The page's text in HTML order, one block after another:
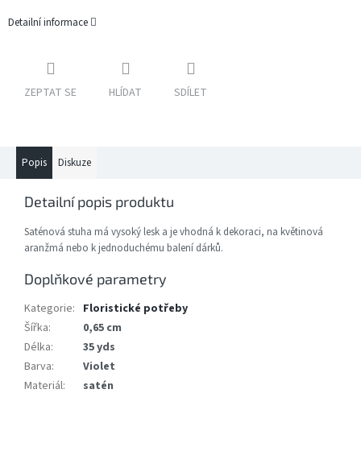
Detailní informace
ZEPTAT SE HLÍDAT SDÍLET
Popis Diskuze
Detailní popis produktu
Saténová stuha má vysoký lesk a je vhodná k dekoraci, na květinová
aranžmá nebo k jednoduchému balení dárků.
Doplňkové parametry
Kategorie: Floristické potřeby
Šířka:
0,65 cm
Délka:
35 yds
Barva:
Violet
Materiál: satén